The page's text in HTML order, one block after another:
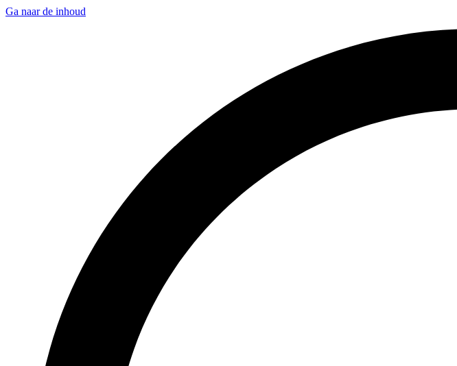
Ga naar de inhoud